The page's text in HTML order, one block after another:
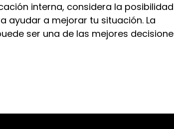
interna, considera la
ayudar a mejorar tu situación. La
ser una de las mejores